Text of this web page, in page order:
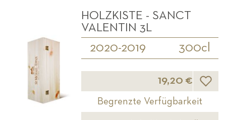
HOLZKISTE - SANCT
VALENTIN 3L
2020-2019 300cl
19,20 €
Begrenzte Verfügbarkeit